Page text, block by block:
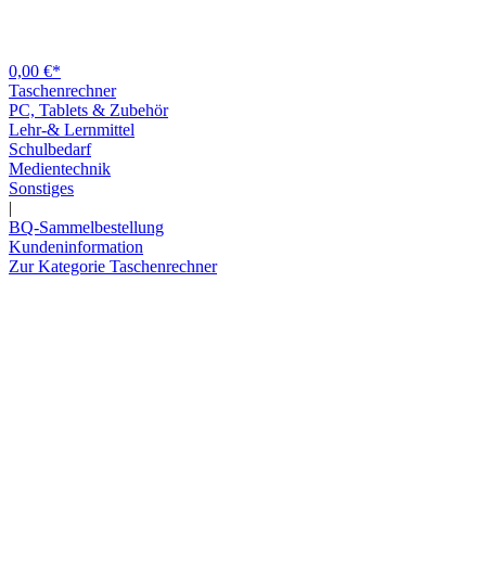
0,00 €*
Taschenrechner
PC, Tablets & Zubehör
Lehr-& Lernmittel
Schulbedarf
Medientechnik
Sonstiges
|
BQ-Sammelbestellung
Kundeninformation
Zur Kategorie Taschenrechner